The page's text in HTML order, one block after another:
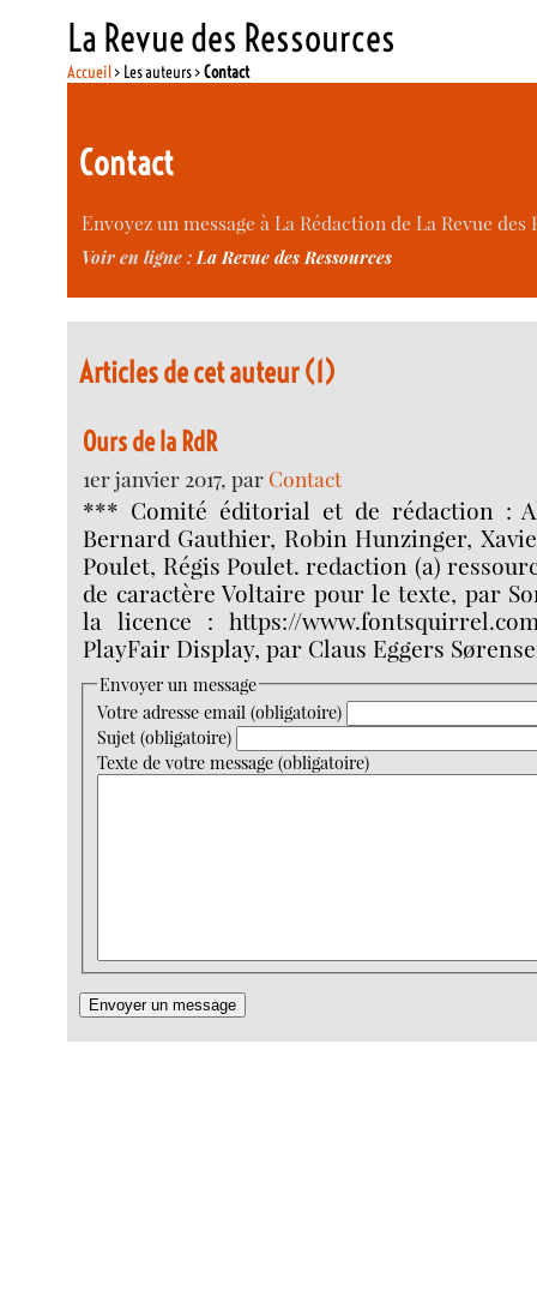
La Revue des Ressources
Accueil> Les auteurs >Contact
Contact
Envoyez un message à La Rédaction de La Revue
Voir en ligne :La Revue des Ressources
Articles de cet auteur (1)
Ours de la RdR
1er janvier 2017, par Contact
*** Comité éditorial et de rédaction :
Bernard Gauthier, Robin Hunzinger,
Poulet, Régis Poulet. redaction (a)
de caractère Voltaire pour le texte, par
la licence : https://
PlayFair Display, par Claus Eggers
Envoyer un message
Votre adresse email (obligatoire)
Sujet (obligatoire)
Texte de votre message (obligatoire)